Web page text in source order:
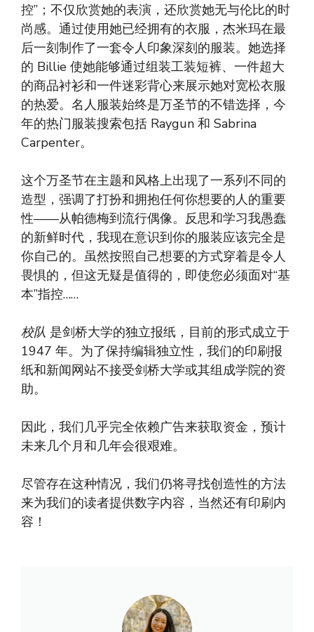
控”；不仅欣赏她的表演，还欣赏她无与伦比的时
尚感。通过使用她已经拥有的衣服，杰米玛在最
后一刻制作了一套令人印象深刻的服装。她选择
的 Billie 使她能够通过组装工装短裤、一件超大
的商品衬衫和一件迷彩背心来展示她对宽松衣服
的热爱。名人服装始终是万圣节的不错选择，今
年的热门服装搜索包括 Raygun 和 Sabrina
Carpenter。
这个万圣节在主题和风格上出现了一系列不同的
造型，强调了打扮和拥抱任何你想要的人的重要
性——从帕德梅到流行偶像。反思和学习我愚蠢
的新鲜时代，我现在意识到你的服装应该完全是
你自己的。虽然按照自己想要的方式穿着是令人
畏惧的，但这无疑是值得的，即使您必须面对“基
本”指控……
校队 是剑桥大学的独立报纸，目前的形式成立于
1947 年。为了保持编辑独立性，我们的印刷报
纸和新闻网站不接受剑桥大学或其组成学院的资
助。
因此，我们几乎完全依赖广告来获取资金，预计
未来几个月和几年会很艰难。
尽管存在这种情况，我们仍将寻找创造性的方法
来为我们的读者提供数字内容，当然还有印刷内
容！